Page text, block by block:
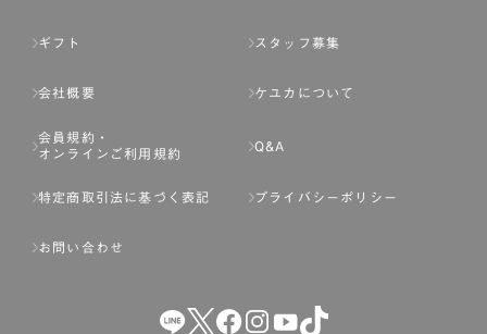
ギフト スタッフ募集
会社概要 ケユカについて
会員規約・
オンラインご利用規約
Q&A
特定商取引法に基づく表記 プライバシーポリシー
お問い合わせ